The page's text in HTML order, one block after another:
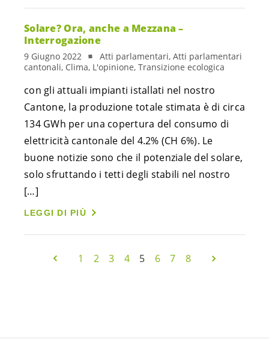
Solare? Ora, anche a Mezzana –
Interrogazione
9 Giugno 2022
Atti parlamentari, Atti parlamentari
cantonali, Clima, L'opinione, Transizione ecologica
con gli attuali impianti istallati nel nostro
Cantone, la produzione totale stimata è di circa
134 GWh per una copertura del consumo di
elettricità cantonale del 4.2% (CH 6%). Le
buone notizie sono che il potenziale del solare,
solo sfruttando i tetti degli stabili nel nostro
[…]
LEGGI DI PIÙ
1 2 3 4 5 6 7 8